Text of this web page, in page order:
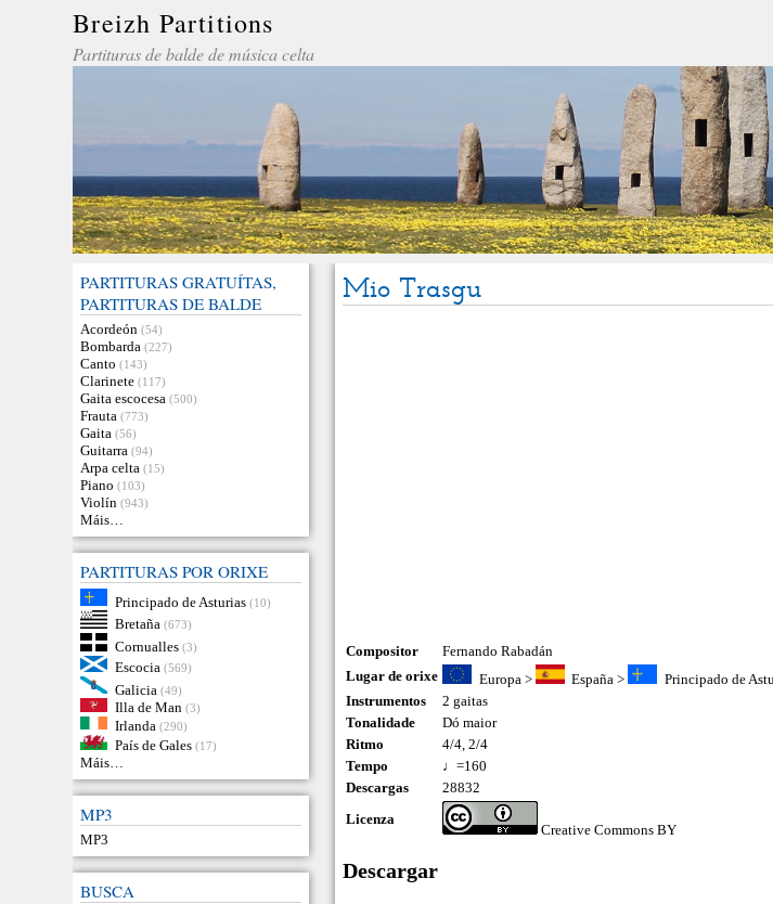
Breizh Partitions
Partituras de balde de música celta
PARTITURAS GRATUÍTAS,
PARTITURAS DE BALDE
Acordeón (54)
Bombarda (227)
Canto (143)
Clarinete (117)
Gaita escocesa (500)
Frauta (773)
Gaita (56)
Guitarra (94)
Arpa celta (15)
Piano (103)
Violín (943)
Máis…
PARTITURAS POR ORIXE
Principado de Asturias (10)
Bretaña (673)
Cornualles (3)
Escocia (569)
Galicia (49)
Illa de Man (3)
Irlanda (290)
País de Gales (17)
Máis…
MP3
MP3
BUSCA
Mio Trasgu
Compositor
Fernando Rabadán
Lugar de orixe
Europa > España >
Principado de
Instrumentos
2 gaitas
Tonalidade
Dó maior
Ritmo
4/4, 2/4
Tempo
♩=160
Descargas
28832
Licenza
Creative Commons BY
Descargar